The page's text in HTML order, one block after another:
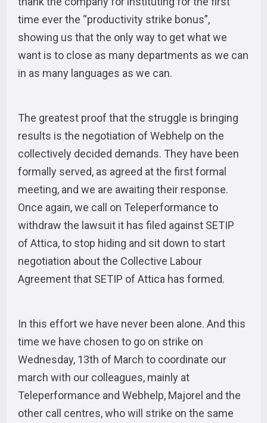
time ever the “productivity strike bonus”,
showing us that the only way to get what we
want is to close as many departments as we can
in as many languages as we can.
The greatest proof that the struggle is bringing
results is the negotiation of Webhelp on the
collectively decided demands. They have been
formally served, as agreed at the first formal
meeting, and we are awaiting their response.
Once again, we call on Teleperformance to
withdraw the lawsuit it has filed against SETIP
of Attica, to stop hiding and sit down to start
negotiation about the Collective Labour
Agreement that SETIP of Attica has formed.
In this effort we have never been alone. And this
time we have chosen to go on strike on
Wednesday, 13th of March to coordinate our
march with our colleagues, mainly at
Teleperformance and Webhelp, Majorel and the
other call centres, who will strike on the same